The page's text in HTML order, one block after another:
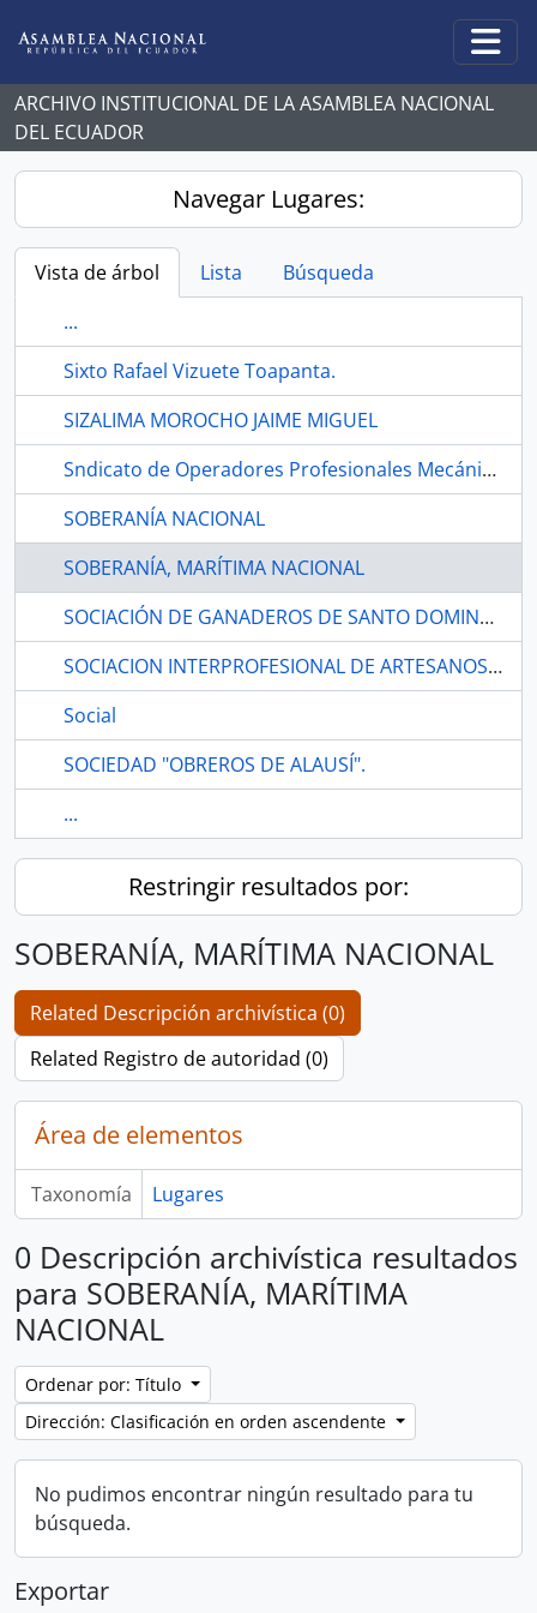
ARCHIVO INSTITUCIONAL DE LA ASAMBLEA NACIONAL
DEL ECUADOR
Navegar Lugares:
Vista de árbol Lista
Búsqueda
...
Sixto Rafael Vizuete Toapanta.
SIZALIMA MOROCHO JAIME MIGUEL
Sndicato de Operadores Profesionales Mecánicos de Equipos Caminero y Afnes "SOMEC", Ambato.
SOBERANÍA NACIONAL
SOBERANÍA, MARÍTIMA NACIONAL
SOCIACIÓN DE GANADEROS DE SANTO DOMINGO
SOCIACION INTERPROFESIONAL DE ARTESANOS Y OPERARIOS DE ZARUMA
Social
SOCIEDAD "OBREROS DE ALAUSÍ".
...
Restringir resultados por:
SOBERANÍA, MARÍTIMA NACIONAL
Related Descripción archivística (0)
Related Registro de autoridad (0)
Área de elementos
Taxonomía Lugares
0 Descripción archivística resultados
para SOBERANÍA, MARÍTIMA
NACIONAL
Ordenar por: Título
Dirección: Clasificación en orden ascendente
No pudimos encontrar ningún resultado para tu
búsqueda.
Exportar